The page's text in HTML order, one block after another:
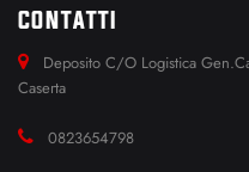
CONTATTI
Deposito C/O Logistica
Caserta
0823654798